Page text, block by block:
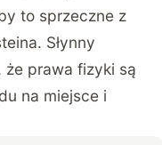
to sprzeczne z
Słynny
że prawa fizyki są
na miejsce i